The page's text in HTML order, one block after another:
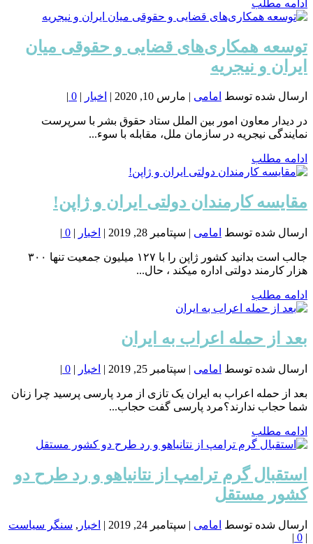
ادامه مطلب
توسعه همکاری‌های قضایی و حقوقی میان
ایران و نیجریه
ارسال شده توسط امامی مارس 10, 2020 اخبار 0
در دیدار معاون امور بین الملل ستاد حقوق بشر با سرپرست
نمایندگی نیجریه در سازمان ملل، مقابله با سوء...
ادامه مطلب
مقایسه کارمندان دولتی ایران و ژاپن!
ارسال شده توسط امامی | سپتامبر 28, 2019 | اخبار |
0
|
‏جالب است بدانید کشور ژاپن را با ۱۲۷ میلیون جمعیت تنها ۳۰۰
هزار کارمند دولتی اداره میکند ، حال...
ادامه مطلب
بعد از حمله اعراب به ایران
ارسال شده توسط امامی | سپتامبر 25, 2019 | اخبار |
0
|
بعد از حمله اعراب به ایران یک تازی از مرد پارسی پرسید چرا زنان
شما حجاب ندارند؟‎مرد پارسی گفت حجاب...
ادامه مطلب
استقبال گرم ترامپ از نتانیاهو و رد طرح دو
کشور مستقل
ارسال شده توسط امامی | سپتامبر 24, 2019 | اخبار , سنگر سیاست
|
0
|